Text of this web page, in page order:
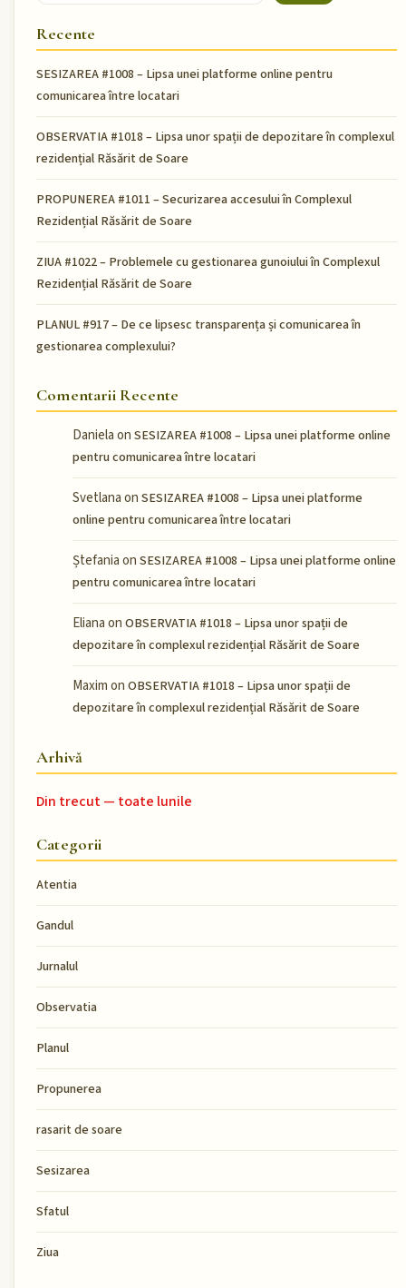
Recente
SESIZAREA #1008 – Lipsa unei platforme online pentru
comunicarea între locatari
OBSERVATIA #1018 – Lipsa unor spații de depozitare în complexul
rezidențial Răsărit de Soare
PROPUNEREA #1011 – Securizarea accesului în Complexul
Rezidențial Răsărit de Soare
ZIUA #1022 – Problemele cu gestionarea gunoiului în Complexul
Rezidențial Răsărit de Soare
PLANUL #917 – De ce lipsesc transparența și comunicarea în
gestionarea complexului?
Comentarii Recente
Danielaon SESIZAREA #1008 – Lipsa unei platforme online
pentru comunicarea între locatari
Svetlanaon SESIZAREA #1008 – Lipsa unei platforme
online pentru comunicarea între locatari
Ștefaniaon SESIZAREA #1008 – Lipsa unei platforme online
pentru comunicarea între locatari
Elianaon OBSERVATIA #1018 – Lipsa unor spații de
depozitare în complexul rezidențial Răsărit de Soare
Maximon OBSERVATIA #1018 – Lipsa unor spații de
depozitare în complexul rezidențial Răsărit de Soare
Arhivă
Din trecut — toate lunile
Categorii
Atentia
Gandul
Jurnalul
Observatia
Planul
Propunerea
rasarit de soare
Sesizarea
Sfatul
Ziua